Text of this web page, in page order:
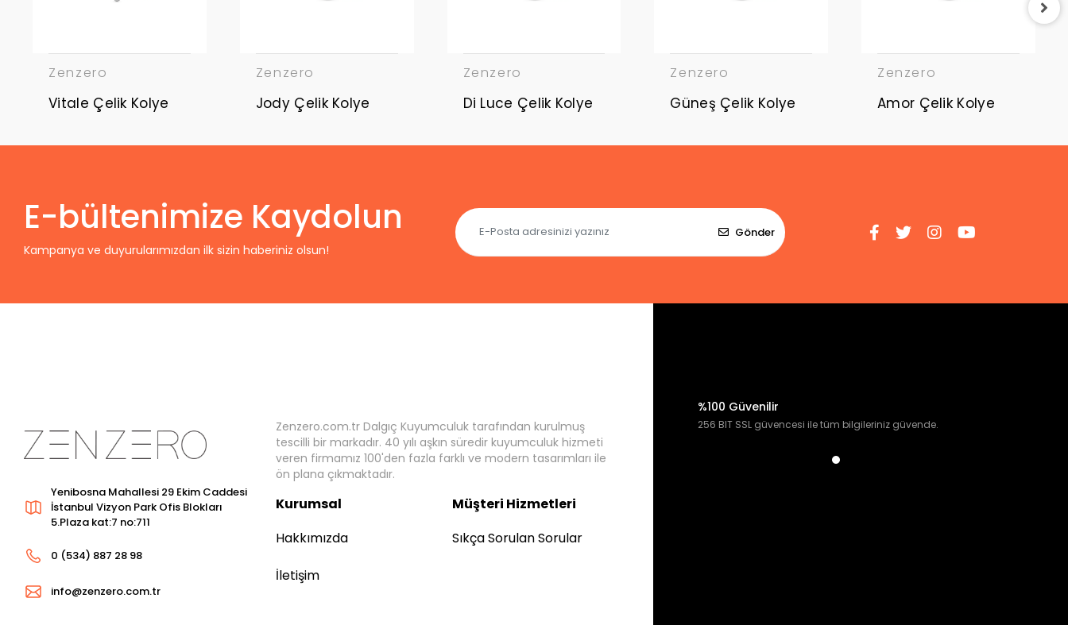
Zenzero
Vitale Çelik Kolye
Zenzero
Jody Çelik Kolye
Zenzero
Di Luce Çelik Kolye
Zenzero
Güneş Çelik Kolye
Zenzero
Amor Çelik Kolye
E-bültenimize Kaydolun
Kampanya ve duyurularımızdan ilk sizin haberiniz olsun!
Gönder
Yenibosna Mahallesi 29 Ekim Caddesi
İstanbul Vizyon Park Ofis Blokları
5.Plaza kat:7 no:711
0 (534) 887 28 98
info@zenzero.com.tr
Zenzero.com.tr Dalgıç Kuyumculuk tarafından kurulmuş
tescilli bir markadır. 40 yılı aşkın süredir kuyumculuk hizmeti
veren firmamız 100'den fazla farklı ve modern tasarımları ile
ön plana çıkmaktadır.
Kurumsal
Hakkımızda
İletişim
Müşteri Hizmetleri
Sıkça Sorulan Sorular
%100 Güvenilir
256 BIT SSL güvencesi ile tüm bilgileriniz güvende.